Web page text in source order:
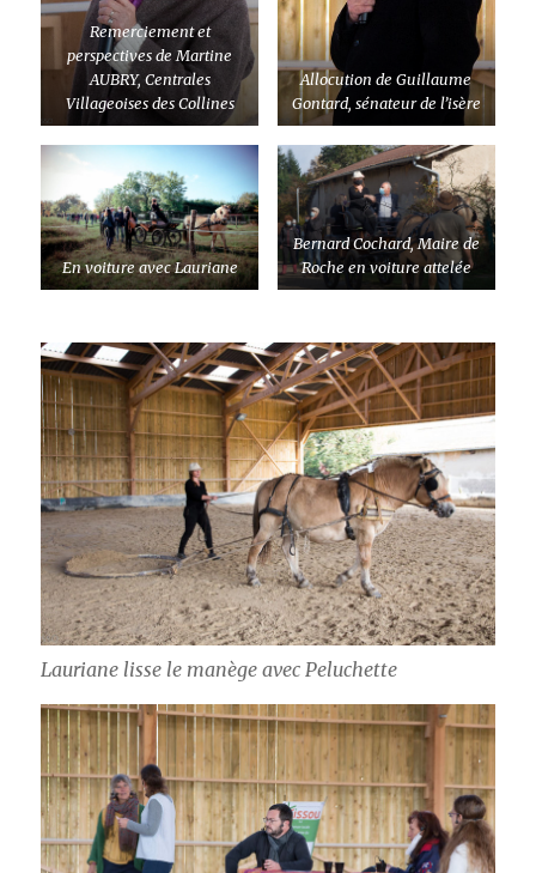
Remerciement et
perspectives de Martine
AUBRY, Centrales
Villageoises des Collines
Allocution de Guillaume
Gontard, sénateur de l’isère
En voiture avec Lauriane
Bernard Cochard, Maire de
Roche en voiture attelée
Lauriane lisse le manège avec Peluchette